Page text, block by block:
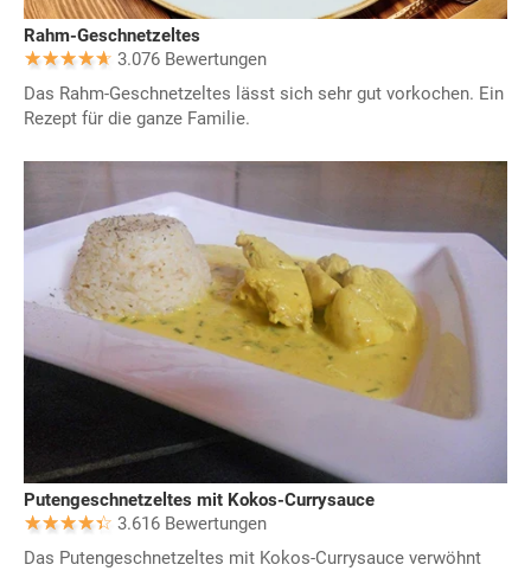
Rahm-Geschnetzeltes
3.076 Bewertungen
Das Rahm-Geschnetzeltes lässt sich sehr gut vorkochen. Ein
Rezept für die ganze Familie.
Putengeschnetzeltes mit Kokos-Currysauce
3.616 Bewertungen
Das Putengeschnetzeltes mit Kokos-Currysauce verwöhnt